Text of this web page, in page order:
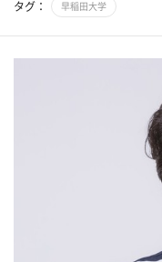
タグ： 早稲田大学